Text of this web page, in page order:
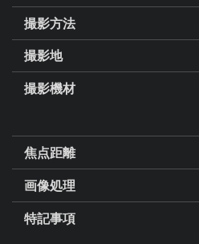
撮影方法
撮影地
撮影機材
焦点距離
画像処理
特記事項